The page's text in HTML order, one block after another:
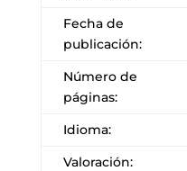
Fecha de
publicación:
Número de
páginas:
Idioma:
Valoración: